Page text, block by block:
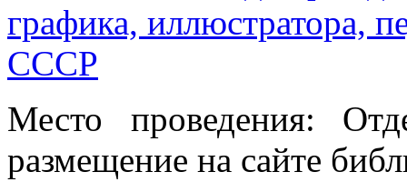
графика, иллюстратора,
СССР
Место проведения:
размещение на сайте